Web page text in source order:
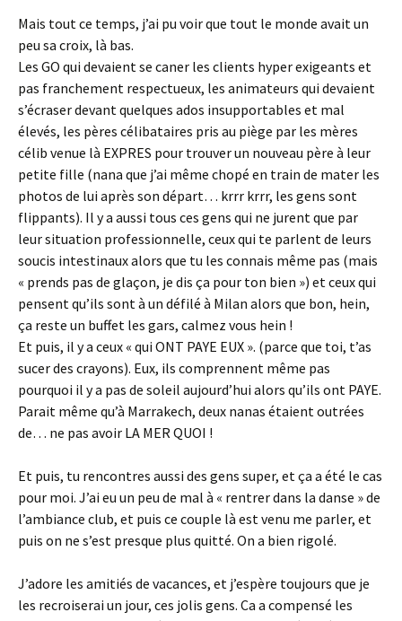
Mais tout ce temps, j’ai pu voir que tout le monde avait un
peu sa croix, là bas.
Les GO qui devaient se caner les clients hyper exigeants et
pas franchement respectueux, les animateurs qui devaient
s’écraser devant quelques ados insupportables et mal
élevés, les pères célibataires pris au piège par les mères
célib venue là EXPRES pour trouver un nouveau père à leur
petite fille (nana que j’ai même chopé en train de mater les
photos de lui après son départ… krrr krrr, les gens sont
flippants). Il y a aussi tous ces gens qui ne jurent que par
leur situation professionnelle, ceux qui te parlent de leurs
soucis intestinaux alors que tu les connais même pas (mais
« prends pas de glaçon, je dis ça pour ton bien ») et ceux qui
pensent qu’ils sont à un défilé à Milan alors que bon, hein,
ça reste un buffet les gars, calmez vous hein !
Et puis, il y a ceux « qui ONT PAYE EUX ». (parce que toi, t’as
sucer des crayons). Eux, ils comprennent même pas
pourquoi il y a pas de soleil aujourd’hui alors qu’ils ont PAYE.
Parait même qu’à Marrakech, deux nanas étaient outrées
de… ne pas avoir LA MER QUOI !
Et puis, tu rencontres aussi des gens super, et ça a été le cas
pour moi. J’ai eu un peu de mal à « rentrer dans la danse » de
l’ambiance club, et puis ce couple là est venu me parler, et
puis on ne s’est presque plus quitté. On a bien rigolé.
J’adore les amitiés de vacances, et j’espère toujours que je
les recroiserai un jour, ces jolis gens. Ca a compensé les